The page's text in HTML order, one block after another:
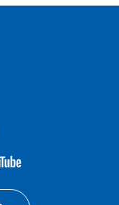
youtube-